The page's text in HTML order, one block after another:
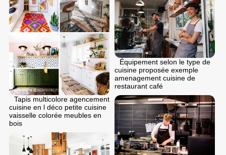
Tapis multicolore agencement
cuisine en l déco petite cuisine
vaisselle colorée meubles en
bois
Équipement selon le type de
cuisine proposée exemple
amenagement cuisine de
restaurant café